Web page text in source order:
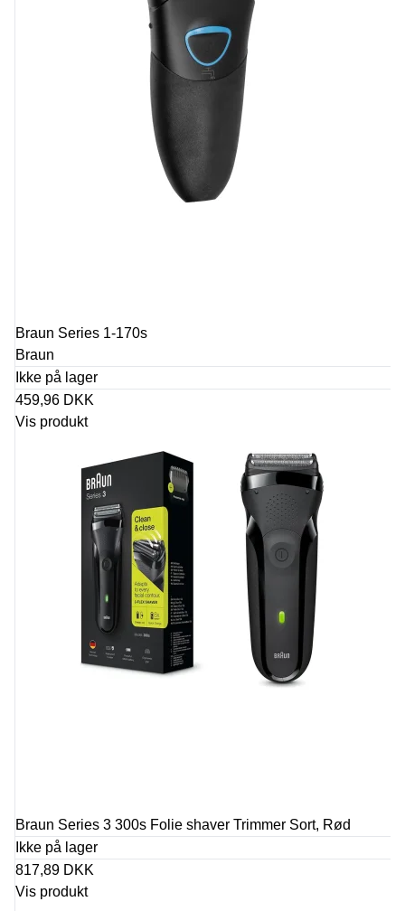
Braun Series 1-170s
Braun
Ikke på lager
459,96 DKK
Vis produkt
Braun Series 3 300s Folie shaver Trimmer Sort, Rød
Ikke på lager
817,89 DKK
Vis produkt